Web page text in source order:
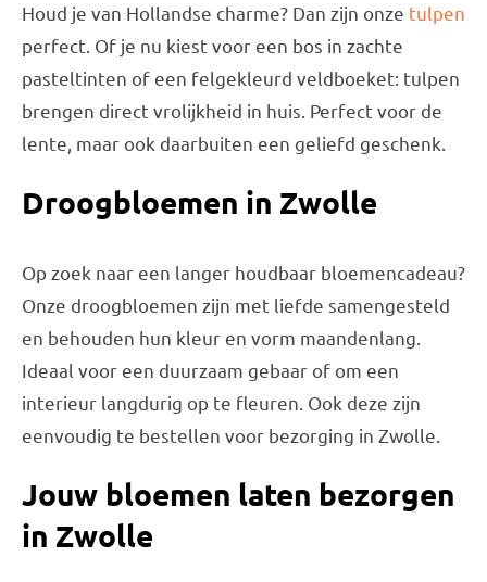
Houd je van Hollandse charme? Dan zijn onze tulpen
perfect. Of je nu kiest voor een bos in zachte
pasteltinten of een felgekleurd veldboeket: tulpen
brengen direct vrolijkheid in huis. Perfect voor de
lente, maar ook daarbuiten een geliefd geschenk.
Droogbloemen in Zwolle
Op zoek naar een langer houdbaar bloemencadeau?
Onze droogbloemen zijn met liefde samengesteld
en behouden hun kleur en vorm maandenlang.
Ideaal voor een duurzaam gebaar of om een
interieur langdurig op te fleuren. Ook deze zijn
eenvoudig te bestellen voor bezorging in Zwolle.
Jouw bloemen laten bezorgen
in Zwolle